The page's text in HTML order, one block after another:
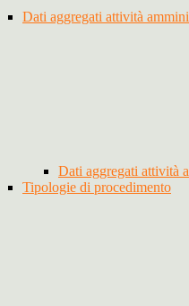
Dati aggregati attività
Dati aggregati attività
Tipologie di procedimento